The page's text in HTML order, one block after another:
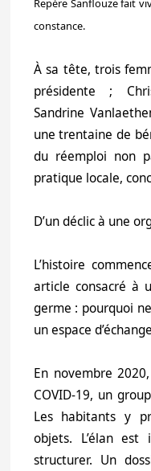
Repère Sanflouze fait
constance.
À sa tête, trois
présidente ;
Sandrine
une trentaine de
du réemploi non
pratique locale,
D’un déclic à une
L’histoire
article consacré à
germe : pourquoi
un espace
En novembre
COVID-19, un
Les habitants y
objets. L’élan
structurer. Un